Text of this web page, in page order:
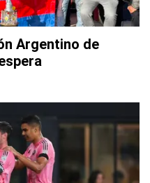
Argentino de